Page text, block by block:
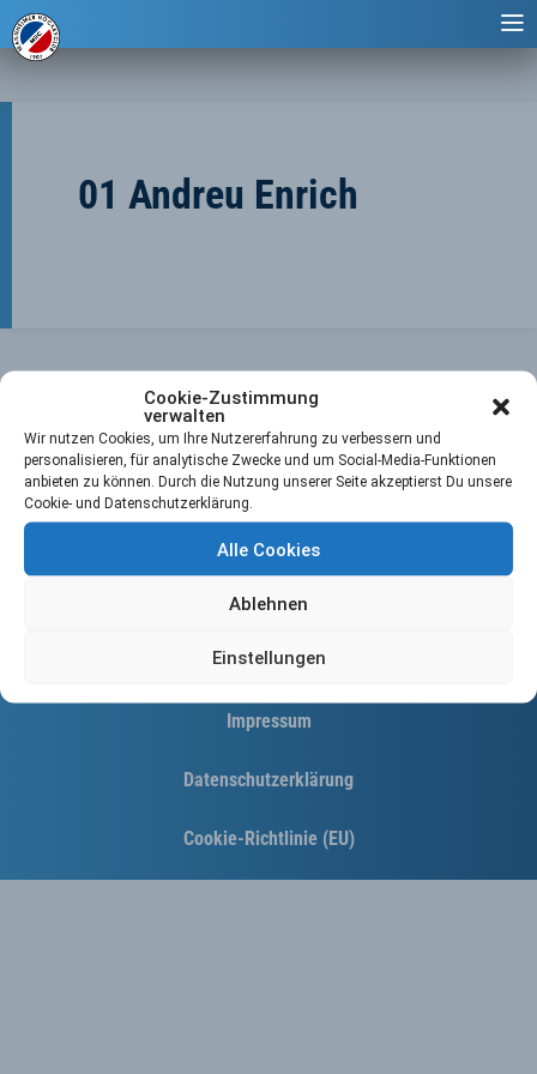
Cookie-Zustimmung
verwalten
Wir nutzen Cookies, um Ihre Nutzererfahrung zu verbessern und
personalisieren, für analytische Zwecke und um Social-Media-Funktionen
anbieten zu können. Durch die Nutzung unserer Seite akzeptierst Du unsere
Cookie- und Datenschutzerklärung.
Alle Cookies
Ablehnen
Einstellungen
01 Andreu Enrich
Vorheriger Player Nächster Player
Kontakt
Impressum
Datenschutzerklärung
Cookie-Richtlinie (EU)